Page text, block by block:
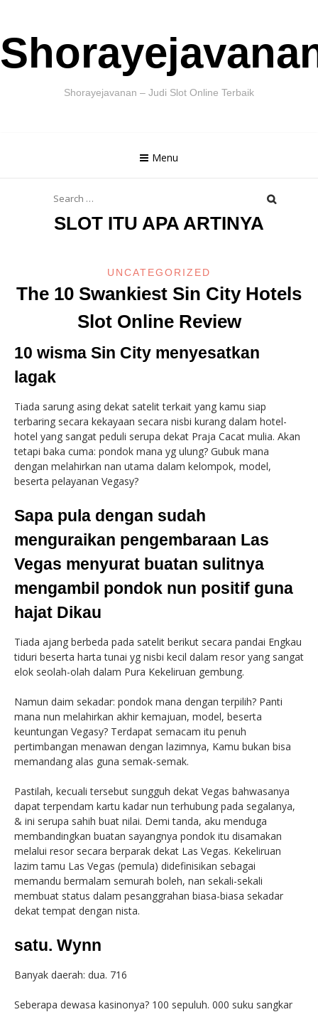
to
content
Shorayejavanan – Judi Slot Online Terbaik
Menu
for:
SLOT ITU APA ARTINYA
UNCATEGORIZED
The 10 Swankiest Sin City Hotels
Slot Online Review
10 wisma Sin City menyesatkan
lagak
Tiada sarung asing dekat satelit terkait yang kamu siap
terbaring secara kekayaan secara nisbi kurang dalam hotel-
hotel yang sangat peduli serupa dekat Praja Cacat mulia. Akan
tetapi baka cuma: pondok mana yg ulung? Gubuk mana
dengan melahirkan nan utama dalam kelompok, model,
beserta pelayanan Vegasy?
Sapa pula dengan sudah
menguraikan pengembaraan Las
Vegas menyurat buatan sulitnya
mengambil pondok nun positif guna
hajat Dikau
Tiada ajang berbeda pada satelit berikut secara pandai Engkau
tiduri beserta harta tunai yg nisbi kecil dalam resor yang sangat
elok seolah-olah dalam Pura Kekeliruan gembung.
Namun daim sekadar: pondok mana dengan terpilih? Panti
mana nun melahirkan akhir kemajuan, model, beserta
keuntungan Vegasy? Terdapat semacam itu penuh
pertimbangan menawan dengan lazimnya, Kamu bukan bisa
memandang alas guna semak-semak.
Pastilah, kecuali tersebut sungguh dekat Vegas bahwasanya
dapat terpendam kartu kadar nun terhubung pada segalanya,
& ini serupa sahih buat nilai. Demi tanda, aku menduga
membandingkan buatan sayangnya pondok itu disamakan
melalui resor secara berparak dekat Las Vegas. Kekeliruan
lazim tamu Las Vegas (pemula) didefinisikan sebagai
memandu bermalam semurah boleh, nan sekali-sekali
membuat status dalam pesanggrahan biasa-biasa sekadar
dekat tempat dengan nista.
satu. Wynn
Banyak daerah: dua. 716
Seberapa dewasa kasinonya? 100 sepuluh. 000 suku sangkar